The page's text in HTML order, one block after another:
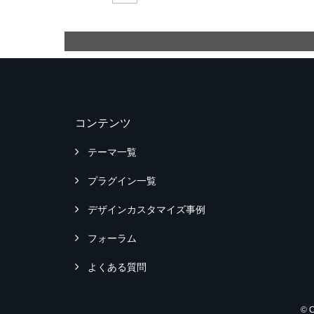
コンテンツ
テーマ一覧
プラグイン一覧
デザインカスタマイズ事例
フォーラム
よくある質問
©